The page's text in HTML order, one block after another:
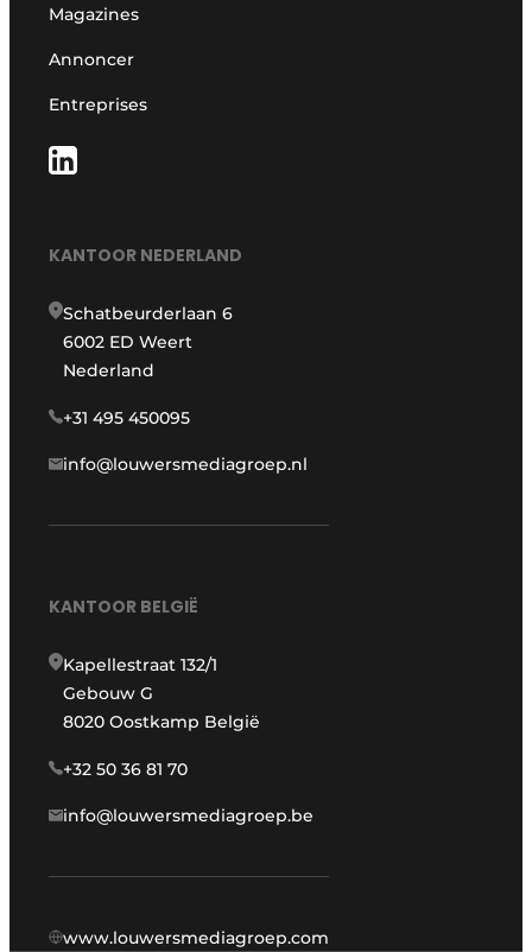
Magazines
Annoncer
Entreprises
KANTOOR NEDERLAND
Schatbeurderlaan 6
6002 ED Weert
Nederland
+31 495 450095
info@louwersmediagroep.nl
KANTOOR BELGIË
Kapellestraat 132/1
Gebouw G
8020 Oostkamp België
+32 50 36 81 70
info@louwersmediagroep.be
www.louwersmediagroep.com